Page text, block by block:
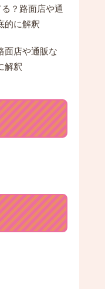
？路面店や通
的に解釈
面店や通販な
解釈